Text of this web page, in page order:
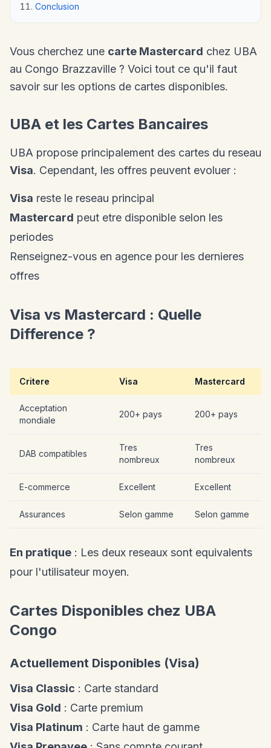
Conclusion
Vous cherchez une carte Mastercard chez UBA
au Congo Brazzaville ? Voici tout ce qu'il faut
savoir sur les options de cartes disponibles.
UBA et les Cartes Bancaires
UBA propose principalement des cartes du reseau
Visa. Cependant, les offres peuvent evoluer :
Visa reste le reseau principal
Mastercard peut etre disponible selon les
periodes
Renseignez-vous en agence pour les dernieres
offres
Visa vs Mastercard : Quelle
Difference ?
Critere Visa Mastercard
Acceptation
mondiale
200+ pays 200+ pays
DAB compatibles
Tres
nombreux
Tres
nombreux
E-commerce Excellent Excellent
Assurances Selon gamme Selon gamme
En pratique : Les deux reseaux sont equivalents
pour l'utilisateur moyen.
Cartes Disponibles chez UBA
Congo
Actuellement Disponibles (Visa)
Visa Classic : Carte standard
Visa Gold : Carte premium
Visa Platinum : Carte haut de gamme